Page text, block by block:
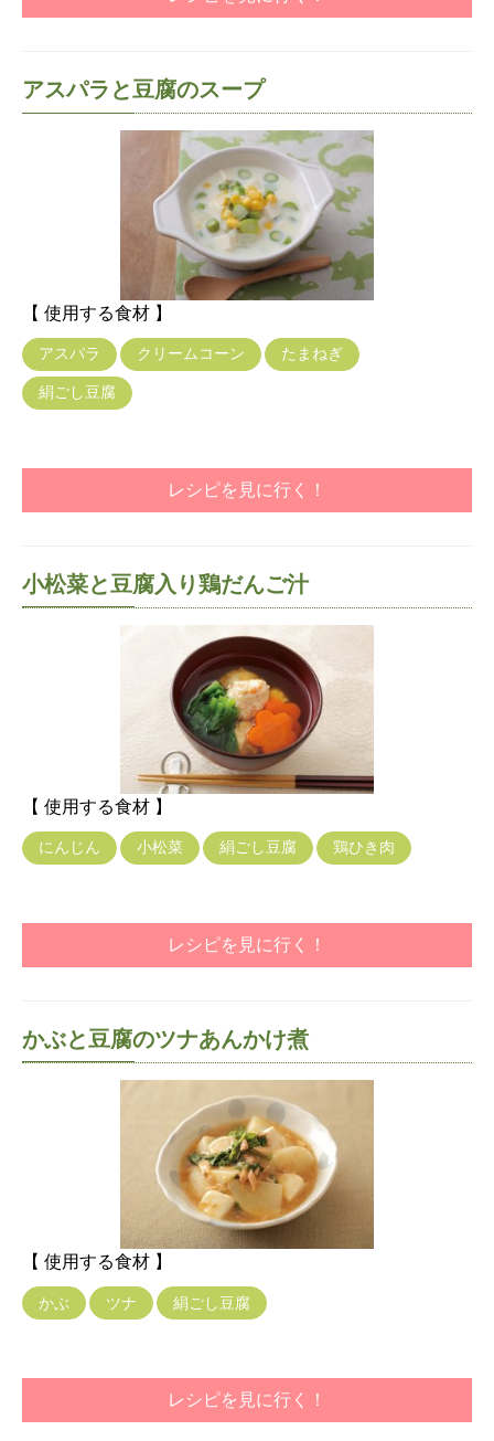
アスパラと豆腐のスープ
【 使用する食材 】
アスパラ クリームコーン たまねぎ
絹ごし豆腐
レシピを見に行く！
小松菜と豆腐入り鶏だんご汁
【 使用する食材 】
にんじん 小松菜 絹ごし豆腐 鶏ひき肉
レシピを見に行く！
かぶと豆腐のツナあんかけ煮
【 使用する食材 】
かぶ ツナ 絹ごし豆腐
レシピを見に行く！